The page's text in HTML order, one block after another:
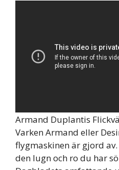
Armand Duplantis
Varken Armand eller
flygmaskinen är gjord
den lugn och ro du har